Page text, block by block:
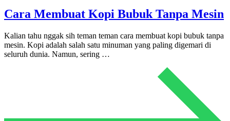
Cara Membuat Kopi Bubuk Tanpa Mesin
Kalian tahu nggak sih teman teman cara membuat kopi bubuk tanpa
mesin. Kopi adalah salah satu minuman yang paling digemari di
seluruh dunia. Namun, sering …